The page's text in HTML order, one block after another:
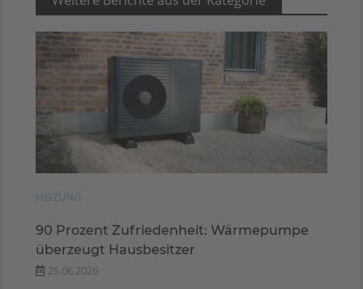
HEIZUNG
90 Prozent Zufriedenheit: Wärmepumpe
überzeugt Hausbesitzer
25.06.2026